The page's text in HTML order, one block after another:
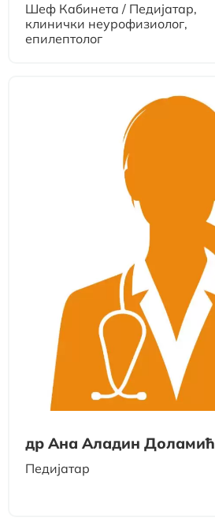
Шеф Кабинета / Педијатар,
клинички неурофизиолог,
епилептолог
др Ана Аладин Доламић
Педијатар